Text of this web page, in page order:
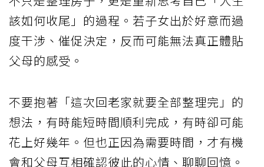
該如何收尾」的過程。若子女出於好意而過
度干涉、催促決定，反而可能無法真正體貼
父母的感受。
不要抱著「這次回老家就要全部整理完」的
想法，有時能短時間順利完成，有時卻可能
花上好幾年。但也正因為需要時間，才有機
會和父母互相確認彼此的心情、聊聊回憶。